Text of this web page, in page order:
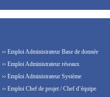
›› Emploi Administrateur Base de donnée
›› Emploi Administrateur réseaux
›› Emploi Administrateur Système
›› Emploi Chef de projet / Chef d’équipe